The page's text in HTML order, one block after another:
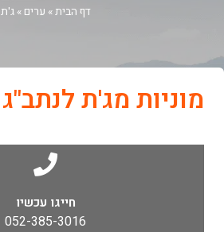
דף הבית» ערים »ג'ת
מוניות מג'ת לנתב"ג
חייגו עכשיו
052-385-3016